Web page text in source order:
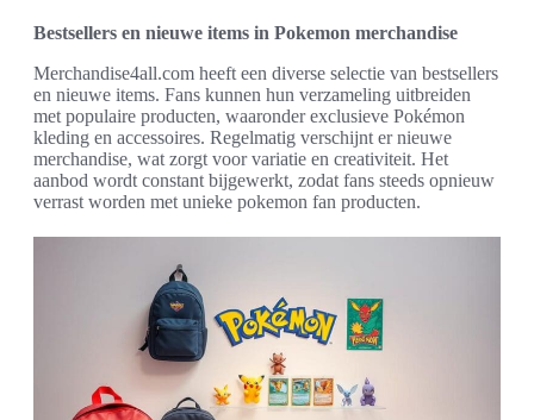
Bestsellers en nieuwe items in Pokemon merchandise
Merchandise4all.com heeft een diverse selectie van bestsellers
en nieuwe items. Fans kunnen hun verzameling uitbreiden
met populaire producten, waaronder exclusieve Pokémon
kleding en accessoires. Regelmatig verschijnt er nieuwe
merchandise, wat zorgt voor variatie en creativiteit. Het
aanbod wordt constant bijgewerkt, zodat fans steeds opnieuw
verrast worden met unieke pokemon fan producten.